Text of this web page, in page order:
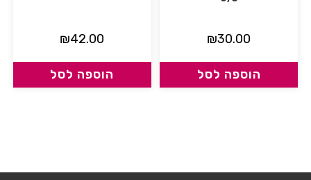
₪30.00
הוספה לסל
₪42.00
הוספה לסל